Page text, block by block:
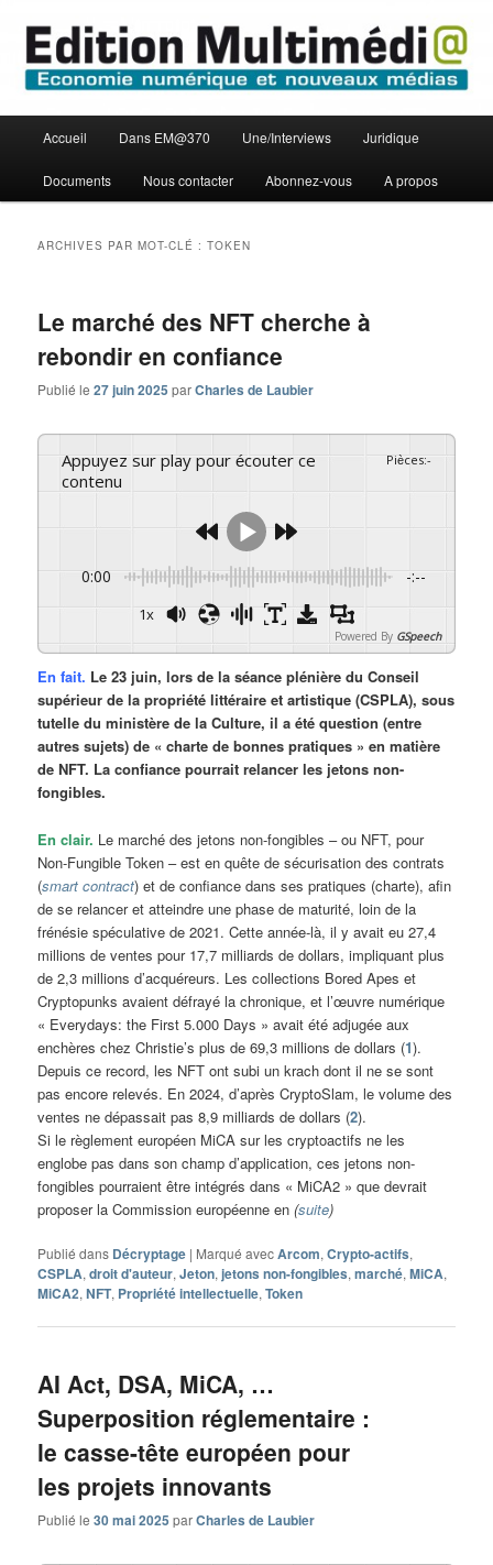
contenu
principal
contenu
secondaire
Edition Multimédi@
principal
Accueil Dans EM@370 Une/Interviews Juridique
Documents Nous contacter Abonnez-vous A propos
ARCHIVES PAR MOT-CLÉ :TOKEN
Le marché des NFT cherche à
rebondir en confiance
Publié le27 juin 2025 parCharles de Laubier
Appuyez sur play pour écouter ce
contenu
Pièces:-
0:00 -:--
1x
Powered By GSpeech
En fait. Le 23 juin, lors de la séance plénière du Conseil
supérieur de la propriété littéraire et artistique (CSPLA), sous
tutelle du ministère de la Culture, il a été question (entre
autres sujets) de « charte de bonnes pratiques » en matière
de NFT. La confiance pourrait relancer les jetons non-
fongibles.
En clair. Le marché des jetons non-fongibles – ou NFT, pour
Non-Fungible Token – est en quête de sécurisation des contrats
(smart contract) et de confiance dans ses pratiques (charte), afin
de se relancer et atteindre une phase de maturité, loin de la
frénésie spéculative de 2021. Cette année-là, il y avait eu 27,4
millions de ventes pour 17,7 milliards de dollars, impliquant plus
de 2,3 millions d’acquéreurs. Les collections Bored Apes et
Cryptopunks avaient défrayé la chronique, et l’œuvre numérique
« Everydays: the First 5.000 Days » avait été adjugée aux
enchères chez Christie’s plus de 69,3 millions de dollars (1).
Depuis ce record, les NFT ont subi un krach dont il ne se sont
pas encore relevés. En 2024, d’après CryptoSlam, le volume des
ventes ne dépassait pas 8,9 milliards de dollars (2).
Si le règlement européen MiCA sur les cryptoactifs ne les
englobe pas dans son champ d’application, ces jetons non-
fongibles pourraient être intégrés dans « MiCA2 » que devrait
proposer la Commission européenne en(suite)
Publié dans Décryptage | Marqué avecArcom,Crypto-actifs,
CSPLA,droit d'auteur,Jeton,jetons non-fongibles,marché,MiCA,
MiCA2,NFT, Propriété intellectuelle,Token
AI Act, DSA, MiCA, …
Superposition réglementaire :
le casse-tête européen pour
les projets innovants
Publié le30 mai 2025 parCharles de Laubier